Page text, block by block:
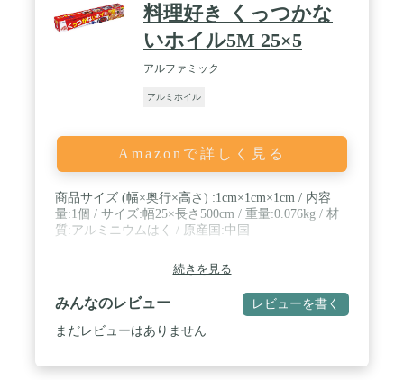
料理好き くっつかな
いホイル5M 25×5
アルファミック
アルミホイル
Amazonで詳しく見る
商品サイズ (幅×奥行×高さ) :1cm×1cm×1cm / 内容
量:1個 / サイズ:幅25×長さ500cm / 重量:0.076kg / 材
質:アルミニウムはく / 原産国:中国
続きを見る
みんなのレビュー レビューを書く
まだレビューはありません